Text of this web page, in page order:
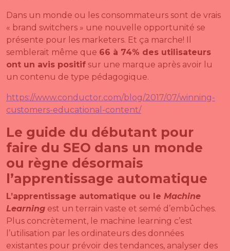
Dans un monde ou les consommateurs sont de vrais
« brand switchers » une nouvelle opportunité se
présente pour les marketers. Et ça marche! Il
semblerait même que 66 à 74% des utilisateurs
ont un avis positif sur une marque après avoir lu
un contenu de type pédagogique.
https://www.conductor.com/blog/2017/07/winning-
customers-educational-content/
Le guide du débutant pour
faire du SEO dans un monde
ou règne désormais
l’apprentissage automatique
L’apprentissage automatique ou le Machine
Learning est un terrain vaste et semé d’embûches.
Plus concrètement, le machine learning c’est
l’utilisation par les ordinateurs des données
existantes pour prévoir des tendances, analyser des